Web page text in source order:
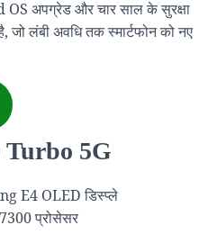
अपग्रेड और चार साल के सुरक्षा
लंबी अवधि तक स्मार्टफोन को नए
Turbo 5G
E4 OLED डिस्प्ले
प्रोसेसर